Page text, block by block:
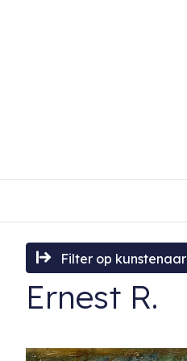
Filter op kunstenaar
Ernest R.